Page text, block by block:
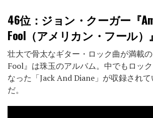
46位 ：ジョン・クーガー『
Fool（アメリカン・フール）』
壮大で骨太なギター・ロック曲が満載
Fool』は珠玉のアルバム。中でもロッ
なった「Jack And Diane」が収録され
だ。